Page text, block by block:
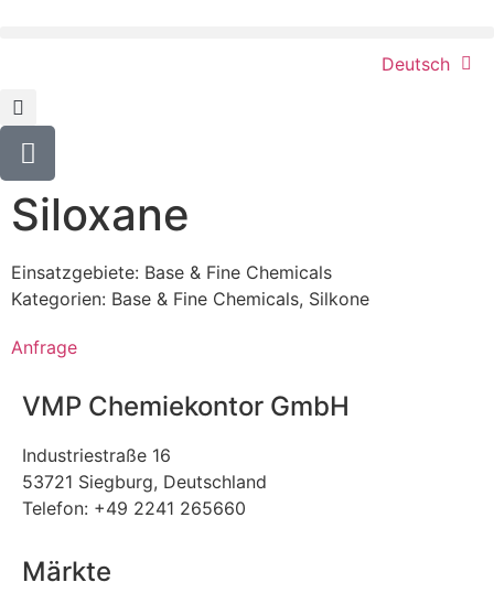
Deutsch
Siloxane
Einsatzgebiete: Base & Fine Chemicals
Kategorien: Base & Fine Chemicals, Silkone
Anfrage
VMP Chemiekontor GmbH
Industriestraße 16
53721 Siegburg, Deutschland
Telefon: +49 2241 265660
Märkte